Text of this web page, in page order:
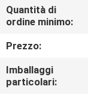
CONTROLLO
DELLA
QUALITÀ
Quantità di
ordine minimo:
Prezzo:
Imballaggi
particolari: